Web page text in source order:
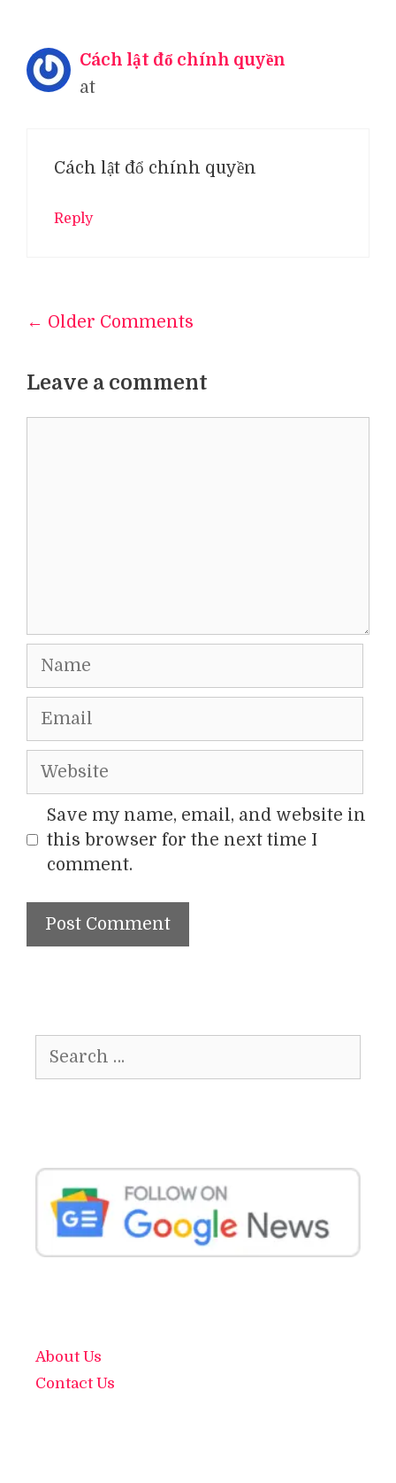
Cách lật đổ chính quyền
at
Cách lật đổ chính quyền
Reply
Comment
← Older Comments
Leave a comment
Name
Email
Website
Save my name, email, and website in
this browser for the next time I
comment.
for:
About Us
Contact Us